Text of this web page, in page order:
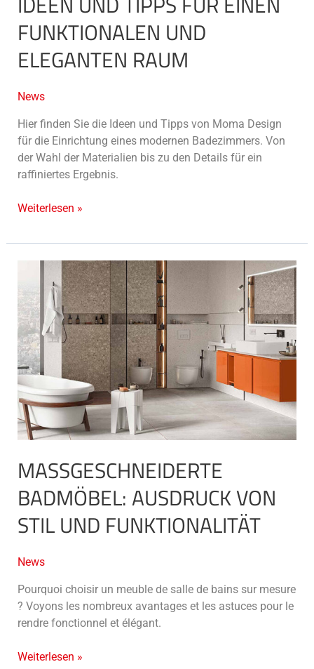
FUNKTIONALEN UND
ELEGANTEN RAUM
News
Hier finden Sie die Ideen und Tipps von Moma Design
für die Einrichtung eines modernen Badezimmers. Von
der Wahl der Materialien bis zu den Details für ein
raffiniertes Ergebnis.
Weiterlesen »
MASSGESCHNEIDERTE B
ADMÖBEL: AUSDRUCK VON S
TIL UND FUNKTIONALITÄT
News
Pourquoi choisir un meuble de salle de bains sur mesure
? Voyons les nombreux avantages et les astuces pour le
rendre fonctionnel et élégant.
Maßgeschneiderte
Badmöbel:
Ausdruck
von
Stil
und
Funktionalität
Weiterlesen »